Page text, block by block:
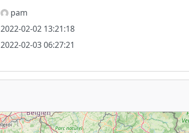
pam
2022-02-02 13:21:18
2022-02-03 06:27:21